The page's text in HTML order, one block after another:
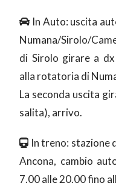
In Auto: uscita
Numana/Sirolo/
di Sirolo girare a
alla rotatoria di
La seconda uscita
salita), arrivo.
In treno: stazione
Ancona, cambio
7.00 alle 20.00 fino